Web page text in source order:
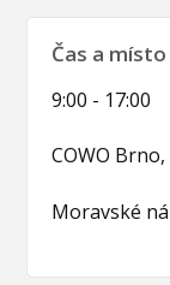
Čas a
9:00 - 17:00
COWO Brno,
Moravské